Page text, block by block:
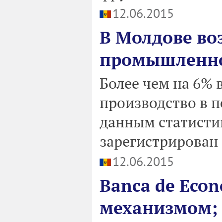
12.06.2015
В Молдове
Более чем на
производство в
данным
12.06.2015
Banca de
механизмом;